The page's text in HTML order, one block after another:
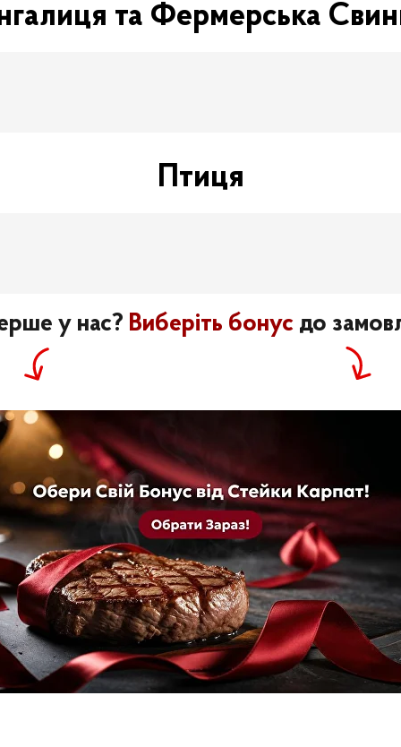
та Фермерська
Птиця
у нас? Виберіть бонус до